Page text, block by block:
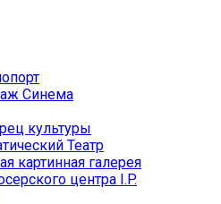
Синема
культуры
Театр
картинная галерея
центра I.P.